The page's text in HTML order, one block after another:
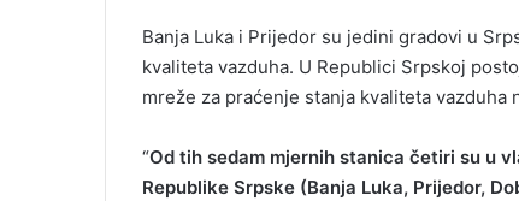
Banja Luka i Prijedor su jedini gradovi u
kvaliteta vazduha. U Republici Srpskoj
mreže za praćenje stanja kvaliteta vazduha
“Od tih sedam mjernih stanica četiri su u
Republike Srpske (Banja Luka, Prijedor,